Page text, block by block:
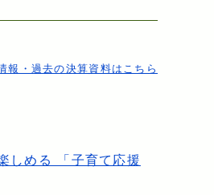
報・過去の決算資料はこちら
しめる 「子育て応援